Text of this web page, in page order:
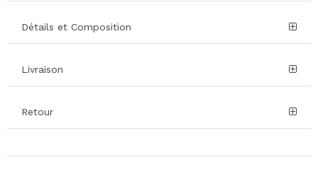
Détails et Composition
Livraison
Retour